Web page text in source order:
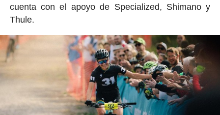
cuenta con el apoyo de Specialized, Shimano y
Thule.